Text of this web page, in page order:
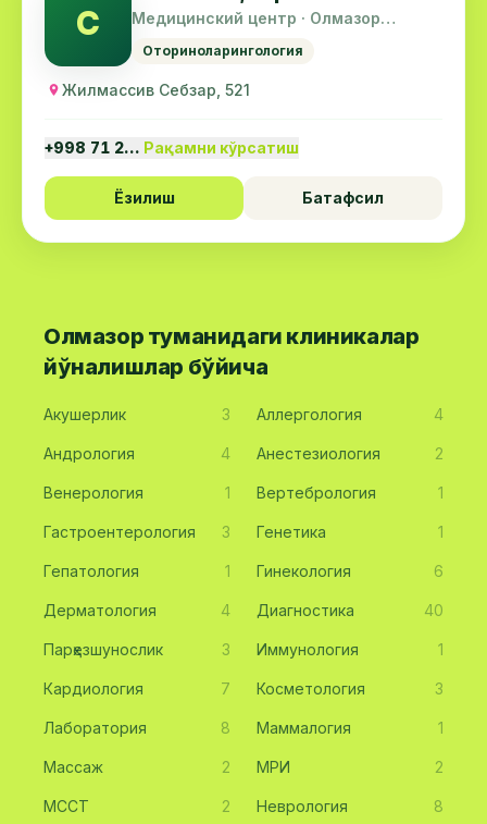
С
Медицинский центр · Олмазор
Оториноларингология
Жилмассив Себзар, 521
+998 71 2… Рақамни кўрсатиш
Ёзилиш Батафсил
Олмазор туманидаги клиникалар
йўналишлар бўйича
Акушерлик 3 Аллергология 4
Андрология 4 Анестезиология 2
Венерология 1 Вертебрология 1
Гастроентерология 3 Генетика 1
Гепатология 1 Гинекология 6
Дерматология 4 Диагностика 40
Парҳезшунослик 3 Иммунология 1
Кардиология 7 Косметология 3
Лаборатория 8 Маммалогия 1
Массаж 2 МРИ 2
МССТ 2 Неврология 8